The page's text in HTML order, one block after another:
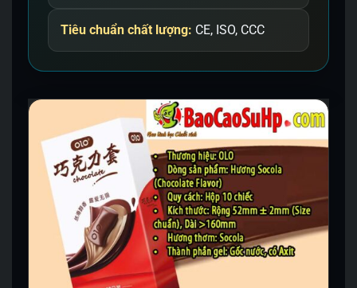
Tiêu chuẩn chất lượng: CE, ISO, CCC